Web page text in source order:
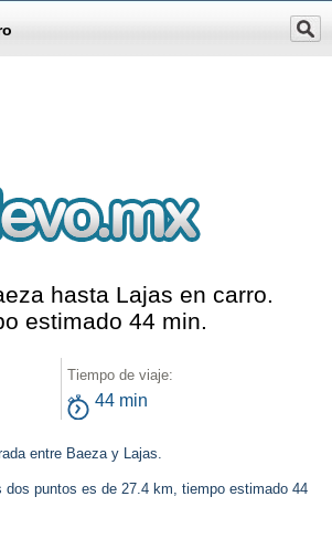
hasta Lajas en carro.
estimado 44 min.
Tiempo de viaje:
44 min
entre Baeza y Lajas.
dos puntos es de 27.4 km, tiempo estimado 44